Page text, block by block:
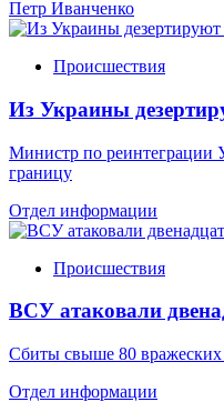
Петр Иванченко
Происшествия
Из Украины
Министр по реинтеграции
границу
Отдел информации
Происшествия
ВСУ атаковали
Сбиты свыше 80
Отдел информации